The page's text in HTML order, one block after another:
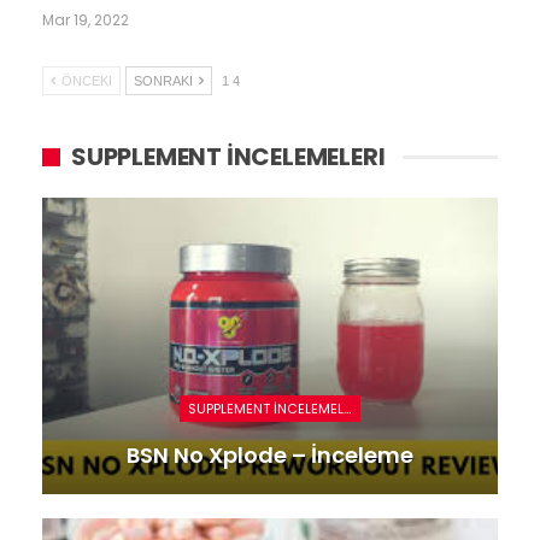
Mar 19, 2022
ÖNCEKI SONRAKI 1 4
SUPPLEMENT İNCELEMELERI
SUPPLEMENT İNCELEMELERI
No Xplode – İnceleme